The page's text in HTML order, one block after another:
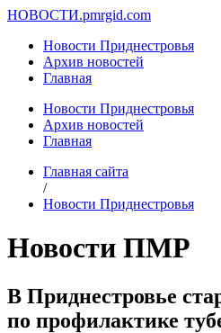
НОВОСТИ.pmrgid.com
Новости Приднестровья
Архив новостей
Главная
Новости Приднестровья
Архив новостей
Главная
Главная сайта
/
Новости Приднестровья
Новости ПМР
В Приднестровье
по профилактике